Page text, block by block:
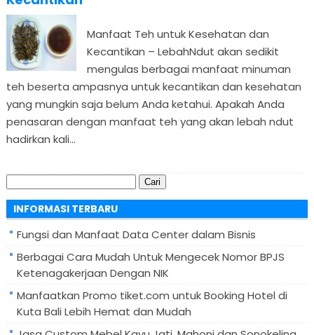
Manfaat Teh untuk Kesehatan dan
Kecantikan – LebahNdut akan sedikit
mengulas berbagai manfaat minuman
teh beserta ampasnya untuk kecantikan dan kesehatan
yang mungkin saja belum Anda ketahui. Apakah Anda
penasaran dengan manfaat teh yang akan lebah ndut
hadirkan kali...
untuk:
INFORMASI TERBARU
Fungsi dan Manfaat Data Center dalam Bisnis
Berbagai Cara Mudah Untuk Mengecek Nomor BPJS
Ketenagakerjaan Dengan NIK
Manfaatkan Promo tiket.com untuk Booking Hotel di
Kuta Bali Lebih Hemat dan Mudah